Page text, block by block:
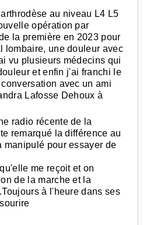
au niveau L4 L5
opération par
la première en 2023 pour
lombaire, une douleur avec
vu plusieurs médecins qui
et enfin j'ai franchi le
avec un ami
Lafosse Dehoux à
radio récente de la
remarqué la différence au
manipulé pour essayer de
me reçoit et on
de la marche et la
à l'heure dans ses